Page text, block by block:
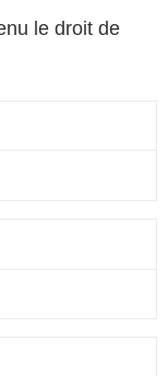
le droit de